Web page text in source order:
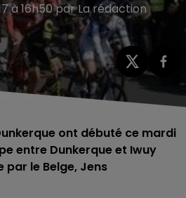
à 16h50 par La rédaction
ont débuté ce mardi
entre Dunkerque et Iwuy
par le Belge, Jens